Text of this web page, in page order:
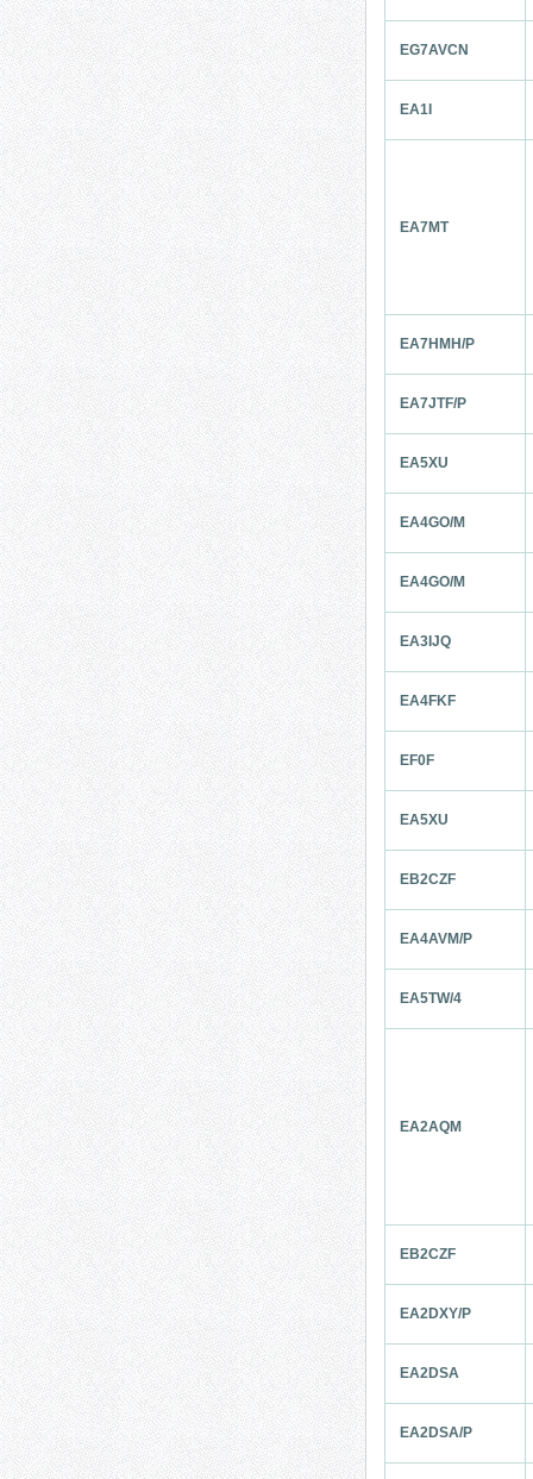
EG7AVCN
EA1I
EA7MT
EA7HMH/P
EA7JTF/P
EA5XU
EA4GO/M
EA4GO/M
EA3IJQ
EA4FKF
EF0F
EA5XU
EB2CZF
EA4AVM/P
EA5TW/4
EA2AQM
EB2CZF
EA2DXY/P
EA2DSA
EA2DSA/P